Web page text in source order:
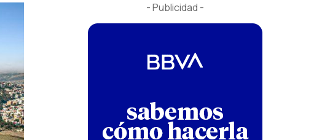
- Publicidad -